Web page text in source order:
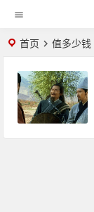
首页 值多少钱